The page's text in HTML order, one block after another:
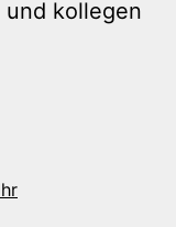
kollegen